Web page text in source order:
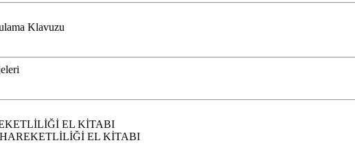
Klavuzu
EL KİTABI
EL KİTABI